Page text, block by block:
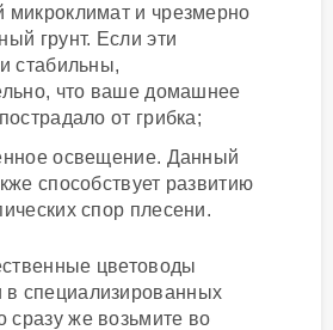
микроклимат и чрезмерно
грунт. Если эти
стабильны,
что ваше домашнее
от грибка;
освещение. Данный
способствует развитию
спор плесени.
цветоводы
в специализированных
сразу же возьмите во